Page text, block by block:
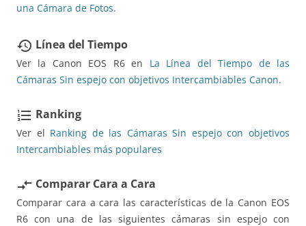
una Cámara de Fotos.
restore Línea del Tiempo
Ver la Canon EOS R6 en La Línea del Tiempo de las
Cámaras Sin espejo con objetivos Intercambiables Canon.
format_list_numbered Ranking
Ver el Ranking de las Cámaras Sin espejo con objetivos
Intercambiables más populares
compare_arrows Comparar Cara a Cara
Comparar cara a cara las características de la Canon EOS
R6 con una de las siguientes cámaras sin espejo con